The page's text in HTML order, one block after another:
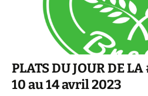
PLATS DU JOUR DE
10 au 14 avril 2023